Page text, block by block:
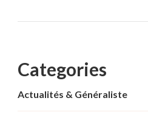
Categories
Actualités & Généraliste